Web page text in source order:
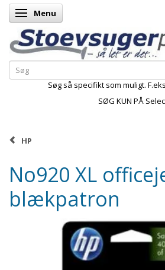
Skifte navigation
Menu
Søg så specifikt som muligt.
SØG KUN PÅ
HP
No920 XL
blækpatron